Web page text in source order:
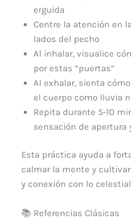
erguida
Centre la atención en
lados del pecho
Al inhalar, visualice
por estas “puertas”
Al exhalar, sienta
el cuerpo como lluvia
Repita durante 5-10
sensación de apertura
Esta práctica ayuda a
calmar la mente y
y conexión con lo
📚 Referencias Clásicas